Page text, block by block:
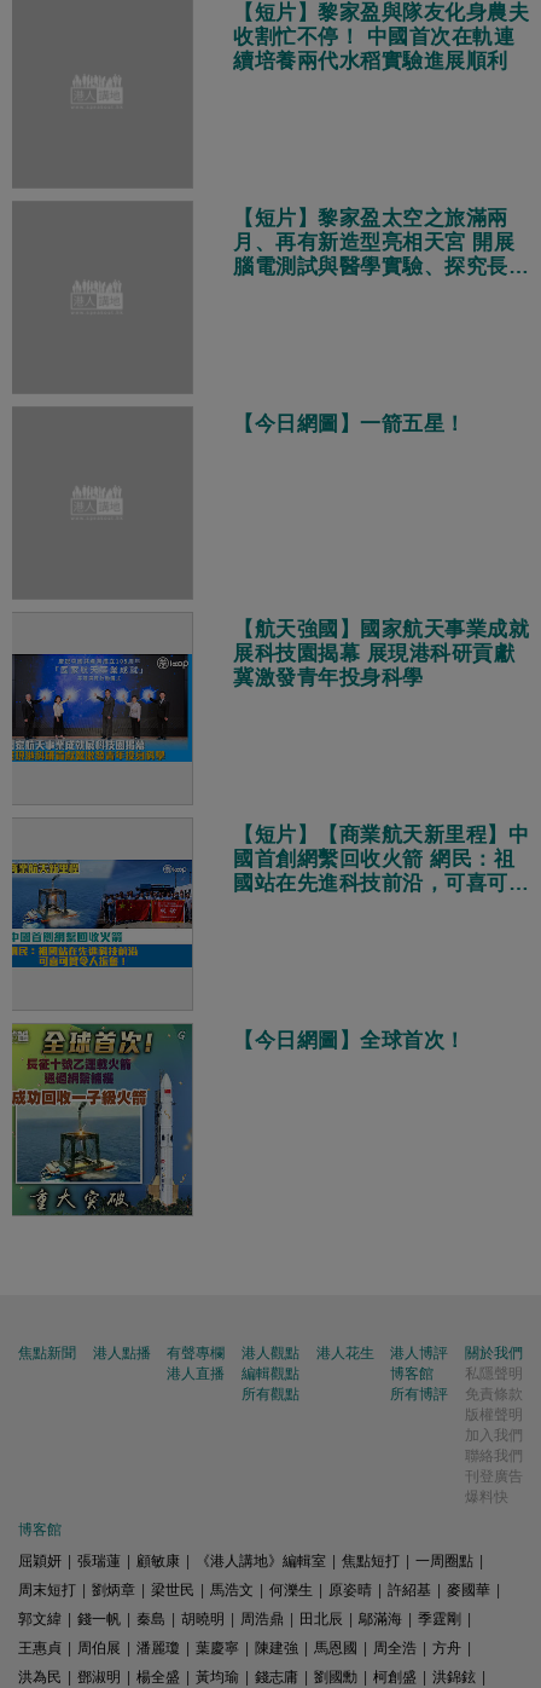
【短片】黎家盈與隊友化身農夫
收割忙不停！ 中國首次在軌連
續培養兩代水稻實驗進展順利
【短片】黎家盈太空之旅滿兩
月、再有新造型亮相天宮 開展
腦電測試與醫學實驗、探究長期
【今日網圖】一箭五星！
【航天強國】國家航天事業成就
展科技園揭幕 展現港科研貢獻
冀激發青年投身科學
【短片】【商業航天新里程】中
國首創網繫回收火箭 網民：祖
國站在先進科技前沿，可喜可賀
【今日網圖】全球首次！
焦點新聞 港人點播
有聲專欄
港人直播
港人觀點
編輯觀點
所有觀點
港人花生
港人博評
博客館
所有博評
關於我們
私隱聲明
免責條款
版權聲明
加入我們
聯絡我們
刊登廣告
爆料快
博客館
屈穎妍
張瑞蓮 顧敏康 《港人講地》編輯室 焦點短打 一周圈點
周末短打
劉炳章 梁世民 馬浩文 何濼生 原姿晴 許紹基 麥國華
郭文緯
錢一帆 秦島 胡曉明 周浩鼎 田北辰 鄔滿海 季霆剛
王惠貞
周伯展 潘麗瓊 葉慶寧 陳建強 馬恩國 周全浩 方舟
洪為民
鄧淑明 楊全盛 黃均瑜 錢志庸 劉國勳 柯創盛 洪錦鉉